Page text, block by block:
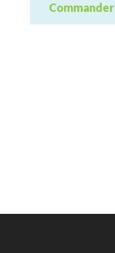
Commander